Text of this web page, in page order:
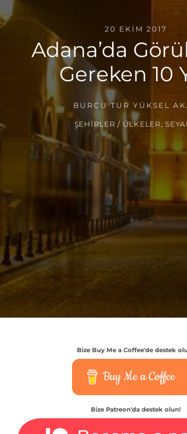
20 EKIM 2017
Adana’da
Gereken 10
BURCU TUR YÜKSEL
ŞEHIRLER / ÜLKELER ,
Bize Buy Me a Coffee'de destek
Buy Me a Coffee
Bize Patreon'da destek olun!